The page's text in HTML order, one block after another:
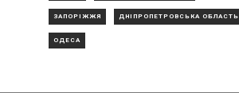
ЗАПОРІЖЖЯ ДНІПРОПЕТРОВСЬКА ОБЛАСТЬ
ОДЕСА